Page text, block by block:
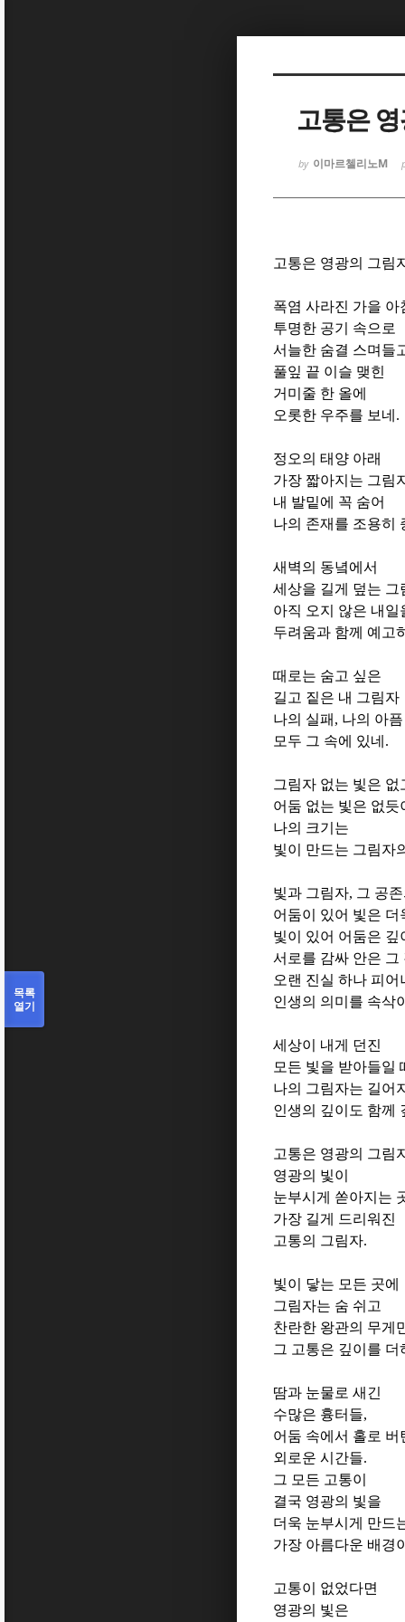
고통은
by 이마르첼리노M
고통은 영광의 그림
폭염 사라진 가을 아
투명한 공기 속으로
서늘한 숨결 스며들
풀잎 끝 이슬 맺힌
거미줄 한 올에
오롯한 우주를 보네 .
정오의 태양 아래
가장 짧아지는 그림
내 발밑에 꼭 숨어
나의 존재를 조용히
새벽의 동녘에서
세상을 길게 덮는 그
아직 오지 않은 내일
두려움과 함께 예고
때로는 숨고 싶은
길고 짙은 내 그림자
나의 실패 , 나의 아픔
모두 그 속에 있네 .
그림자 없는 빛은 없
어둠 없는 빛은 없듯
나의 크기는
빛이 만드는 그림자
빛과 그림자, 그 공
어둠이 있어 빛은 더
빛이 있어 어둠은 깊
서로를 감싸 안은 그
오랜 진실 하나 피어
인생의 의미를 속삭
세상이 내게 던진
모든 빛을 받아들일
나의 그림자는 길어
인생의 깊이도 함께
고통은 영광의 그림
영광의 빛이
눈부시게 쏟아지는
가장 길게 드리워진
고통의 그림자.
빛이 닿는 모든 곳에
그림자는 숨 쉬고
찬란한 왕관의 무게
그 고통은 깊이를 더
땀과 눈물로 새긴
수많은 흉터들,
어둠 속에서 홀로 버
외로운 시간들.
그 모든 고통이
결국 영광의 빛을
더욱 눈부시게 만드
가장 아름다운 배경
고통이 없었다면
영광의 빛은
목록
열기